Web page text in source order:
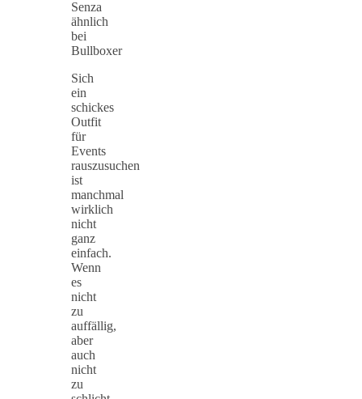
Senza
ähnlich
bei
Bullboxer
Sich
ein
schickes
Outfit
für
Events
rauszusuchen
ist
manchmal
wirklich
nicht
ganz
einfach.
Wenn
es
nicht
zu
auffällig,
aber
auch
nicht
zu